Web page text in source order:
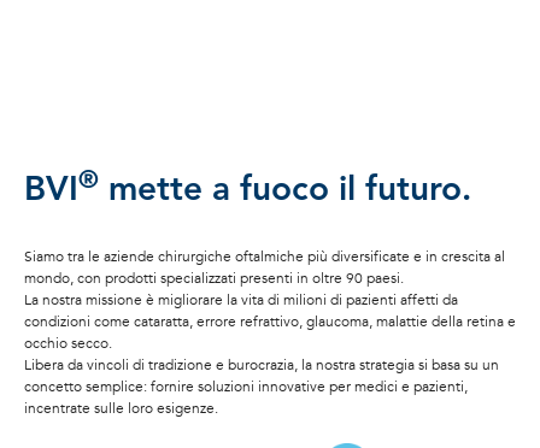
BVI® mette a fuoco il futuro.
Siamo tra le aziende chirurgiche oftalmiche più diversificate e in crescita al
mondo, con prodotti specializzati presenti in oltre 90 paesi.
La nostra missione è migliorare la vita di milioni di pazienti affetti da
condizioni come cataratta, errore refrattivo, glaucoma, malattie della retina e
occhio secco.
Libera da vincoli di tradizione e burocrazia, la nostra strategia si basa su un
concetto semplice: fornire soluzioni innovative per medici e pazienti,
incentrate sulle loro esigenze.